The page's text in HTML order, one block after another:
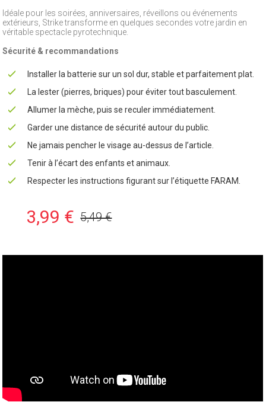
Idéale pour les soirées, anniversaires, réveillons ou événements
extérieurs, Strike transforme en quelques secondes votre jardin en
véritable spectacle pyrotechnique.
Sécurité & recommandations
Installer la batterie sur un sol dur, stable et parfaitement plat.
La lester (pierres, briques) pour éviter tout basculement.
Allumer la mèche, puis se reculer immédiatement.
Garder une distance de sécurité autour du public.
Ne jamais pencher le visage au-dessus de l’article.
Tenir à l’écart des enfants et animaux.
Respecter les instructions figurant sur l’étiquette FARAM.
3,99 € 5,49 €